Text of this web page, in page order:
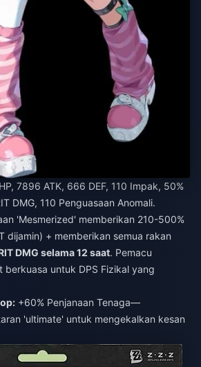
7896 ATK, 666 DEF, 110 Impak, 50%
DMG, 110 Penguasaan Anomali.
'Mesmerized' memberikan 210-500%
dijamin) + memberikan semua rakan
DMG selama 12 saat. Pemacu
berkuasa untuk DPS Fizikal yang
+60% Penjanaan Tenaga—
'ultimate' untuk mengekalkan kesan